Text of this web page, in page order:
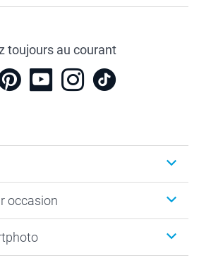
toujours au courant
photo
occasion